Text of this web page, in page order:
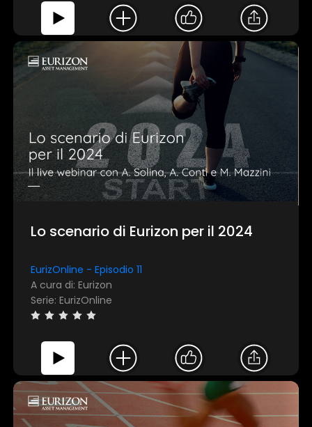
Lo scenario di Eurizon per il 2024
EurizOnline - Episodio 11
A cura di: Eurizon
Serie: EurizOnline